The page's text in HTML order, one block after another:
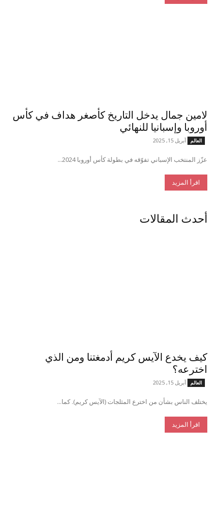
لامين جمال يدخل التاريخ كأصغر هداف في كأس
أوروبا وإسبانيا للنهائي
العالم أبريل 15, 2025
عزّز المنتخب الإسباني تفوّقه في بطولة كأس أوروبا 2024...
اقرأ المزيد
أحدث المقالات
كيف يخدع الآيس كريم أدمغتنا ومن الذي
اخترعه؟
العالم أبريل 15, 2025
يختلف الناس بشأن من اخترع المثلجات (الآيس كريم). كما...
اقرأ المزيد